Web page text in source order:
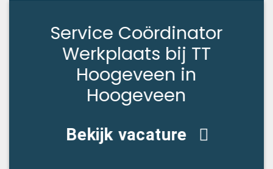
Service Coördinator
Werkplaats bij TT
Hoogeveen in
Hoogeveen
Bekijk vacature